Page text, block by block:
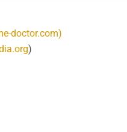
doctor.com)
)